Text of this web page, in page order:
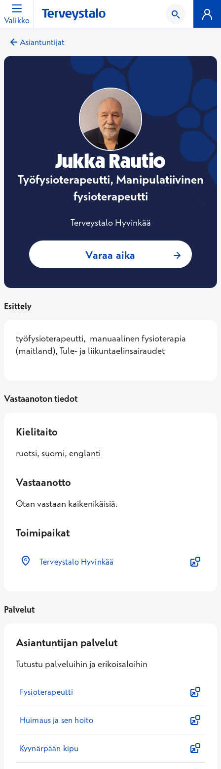
Valikko
Asiantuntijat
Jukka Rautio
Työfysioterapeutti, Manipulatiivinen
fysioterapeutti
Terveystalo Hyvinkää
Varaa aika : Jukka Rautio,
Esittely
työfysioterapeutti,  manuaalinen fysioterapia
(maitland), Tule- ja liikuntaelinsairaudet
Vastaanoton tiedot
Kielitaito
ruotsi, suomi, englanti
Vastaanotto
Otan vastaan kaikenikäisiä.
Toimipaikat
Terveystalo Hyvinkää
Palvelut
Asiantuntijan palvelut
Tutustu palveluihin ja erikoisaloihin
Fysioterapeutti
Huimaus ja sen hoito
Kyynärpään kipu